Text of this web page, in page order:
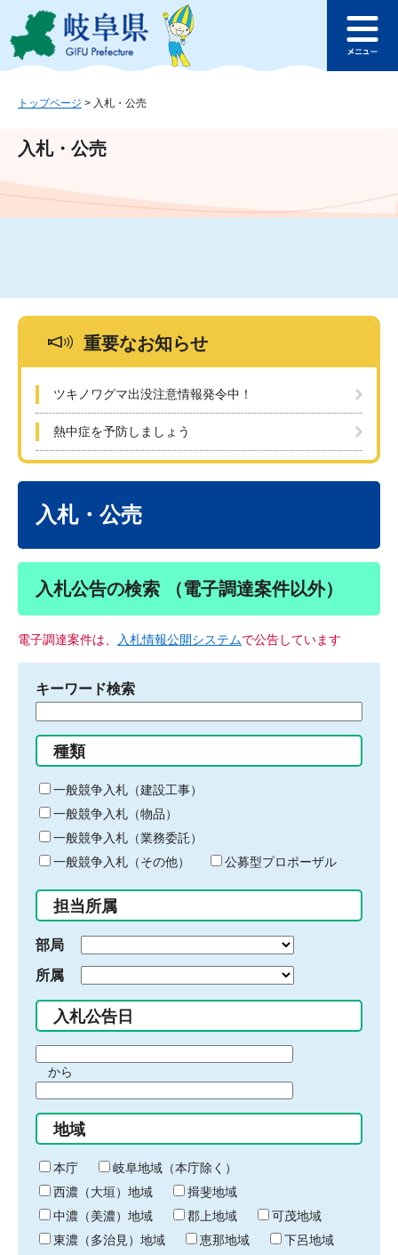
ジ
ュ
文
このページの本文へ
ュ
トップページ > 入札・公売
入札・公売
重要なお知らせ
ツキノワグマ出没注意情報発令中！
熱中症を予防しましょう
入札・公売
入札公告の検索 （電子調達案件以外）
電子調達案件は、 入札情報公開システムで公告しています
キーワード検索
る
キ
ー
ワ
ー
ド
入
力
種類
一般競争入札（建設工事）
一般競争入札（物品）
一般競争入札（業務委託）
一般競争入札（その他）
公募型プロポーザル
担当所属
部局
所属
入札公告日
間
始
り
から
間
終
わ
り
地域
本庁
岐阜地域（本庁除く）
西濃（大垣）地域
揖斐地域
中濃（美濃）地域
郡上地域
可茂地域
東濃（多治見）地域
恵那地域
下呂地域